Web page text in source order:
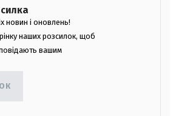
новин і оновлень!
наших розсилок, щоб
вашим